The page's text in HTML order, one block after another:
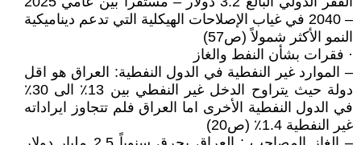
– 2040 في غياب الإصلاحات الهيكلية التي تدعم ديناميكية
النمو الأكثر شمولاً (ص57)
· فقرات بشأن النفط والغاز
– الموارد غير النفطية في الدول النفطية: العراق هو اقل
دولة حيث يتراوح الدخل غير النفطي بين 13٪ الى 30٪
في الدول النفطية الأخرى اما العراق فلم تتجاوز ايراداته
غير النفطية 1.4٪ (ص20)